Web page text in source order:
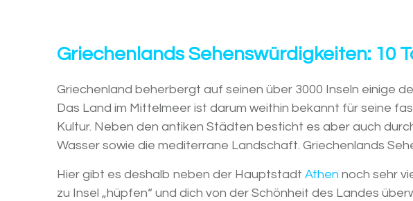
Griechenlands Sehenswürdigkeiten: 10
Griechenland beherbergt auf seinen über 3000 Inseln einige
Das Land im Mittelmeer ist darum weithin bekannt für seine
Kultur. Neben den antiken Städten besticht es aber auch
Wasser sowie die mediterrane Landschaft. Griechenlands
Hier gibt es deshalb neben der Hauptstadt Athen noch sehr
zu Insel „hüpfen“ und dich von der Schönheit des Landes